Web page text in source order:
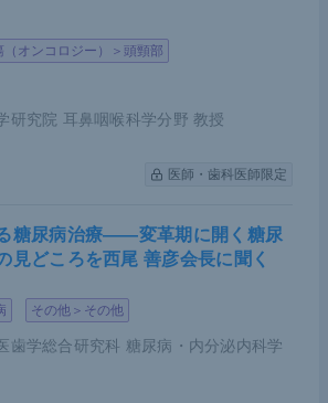
（オンコロジー）＞頭頸部
研究院 耳鼻咽喉科学分野 教授
医師・歯科医師限定
糖尿病治療――変革期に開く糖尿
見どころを西尾 善彦会長に聞く
その他＞その他
歯学総合研究科 糖尿病・内分泌内科学